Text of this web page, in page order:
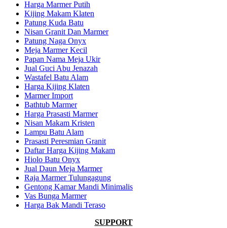
Harga Marmer Putih
Kijing Makam Klaten
Patung Kuda Batu
Nisan Granit Dan Marmer
Patung Naga Onyx
Meja Marmer Kecil
Papan Nama Meja Ukir
Jual Guci Abu Jenazah
Wastafel Batu Alam
Harga Kijing Klaten
Marmer Import
Bathtub Marmer
Harga Prasasti Marmer
Nisan Makam Kristen
Lampu Batu Alam
Prasasti Peresmian Granit
Daftar Harga Kijing Makam
Hiolo Batu Onyx
Jual Daun Meja Marmer
Raja Marmer Tulungagung
Gentong Kamar Mandi Minimalis
Vas Bunga Marmer
Harga Bak Mandi Teraso
SUPPORT